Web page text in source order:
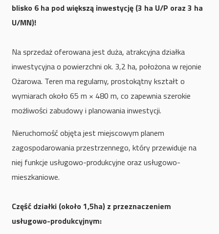
blisko 6 ha pod większą inwestycję (3 ha U/P oraz 3 ha
U/MN)!
Na sprzedaż oferowana jest duża, atrakcyjna działka
inwestycyjna o powierzchni ok. 3,2 ha, położona w rejonie
Ożarowa. Teren ma regularny, prostokątny kształt o
wymiarach około 65 m × 480 m, co zapewnia szerokie
możliwości zabudowy i planowania inwestycji.
Nieruchomość objęta jest miejscowym planem
zagospodarowania przestrzennego, który przewiduje na
niej funkcje usługowo-produkcyjne oraz usługowo-
mieszkaniowe.
Część działki (około 1,5ha) z przeznaczeniem
usługowo-produkcyjnym: